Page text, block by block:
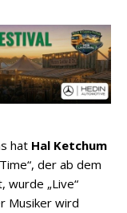
„I Don’t Care“
Archiv
Wurzeln zurück –
hat Hal Ketchum
der ab dem
wurde „Live“
Musiker wird